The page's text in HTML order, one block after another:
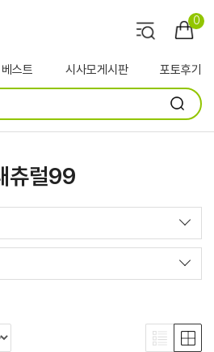
0
베스트 시사모게시판 포토후기
츄럴99